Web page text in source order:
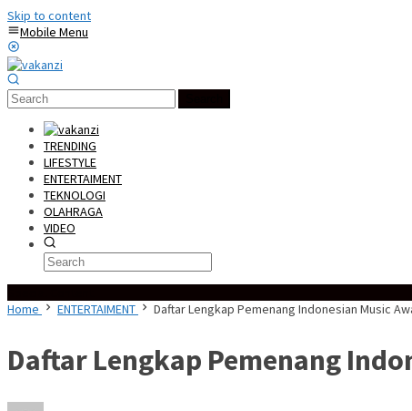
Skip to content
Mobile Menu
TRENDING
LIFESTYLE
ENTERTAIMENT
TEKNOLOGI
OLAHRAGA
VIDEO
Home
ENTERTAIMENT Daftar Lengkap Pemenang Indonesian Music
Daftar Lengkap Pemenang